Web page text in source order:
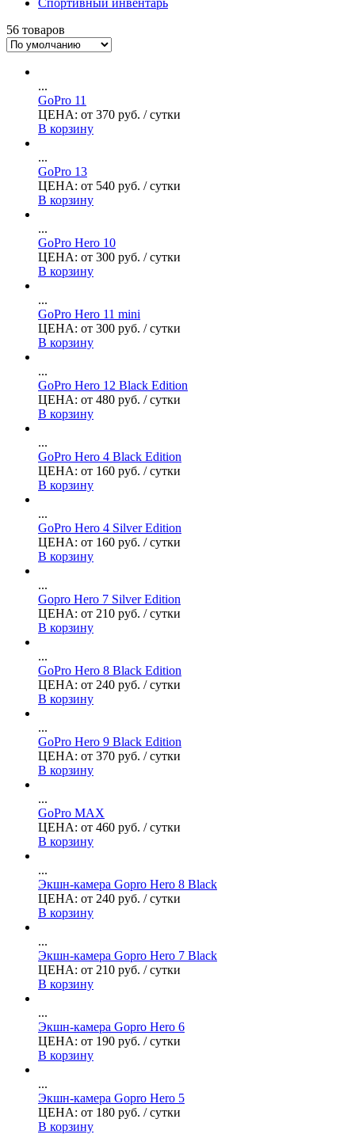
Спортивный инвентарь
56 товаров
...
GoPro 11
ЦЕНА: от 370 руб. / сутки
В корзину
...
GoPro 13
ЦЕНА: от 540 руб. / сутки
В корзину
...
GoPro Hero 10
ЦЕНА: от 300 руб. / сутки
В корзину
...
GoPro Hero 11 mini
ЦЕНА: от 300 руб. / сутки
В корзину
...
GoPro Hero 12 Black Edition
ЦЕНА: от 480 руб. / сутки
В корзину
...
GoPro Hero 4 Black Edition
ЦЕНА: от 160 руб. / сутки
В корзину
...
GoPro Hero 4 Silver Edition
ЦЕНА: от 160 руб. / сутки
В корзину
...
Gopro Hero 7 Silver Edition
ЦЕНА: от 210 руб. / сутки
В корзину
...
GoPro Hero 8 Black Edition
ЦЕНА: от 240 руб. / сутки
В корзину
...
GoPro Hero 9 Black Edition
ЦЕНА: от 370 руб. / сутки
В корзину
...
GoPro MAX
ЦЕНА: от 460 руб. / сутки
В корзину
...
Экшн-камера Gopro Hero 8 Black
ЦЕНА: от 240 руб. / сутки
В корзину
...
Экшн-камера Gopro Hero 7 Black
ЦЕНА: от 210 руб. / сутки
В корзину
...
Экшн-камера Gopro Hero 6
ЦЕНА: от 190 руб. / сутки
В корзину
...
Экшн-камера Gopro Hero 5
ЦЕНА: от 180 руб. / сутки
В корзину